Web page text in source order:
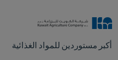
أكبر مستوردين للمواد الغذائية